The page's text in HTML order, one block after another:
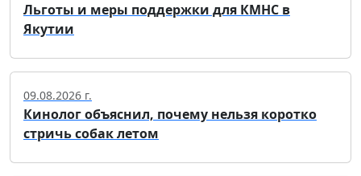
Льготы и меры поддержки для КМНС в
Якутии
09.08.2026 г.
Кинолог объяснил, почему нельзя коротко
стричь собак летом